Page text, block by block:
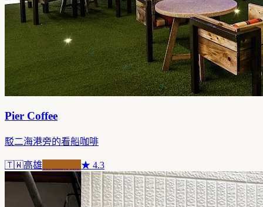
Pier Coffee
駁二海港旁的看船咖啡
🇹🇼高雄 ★ 4.3